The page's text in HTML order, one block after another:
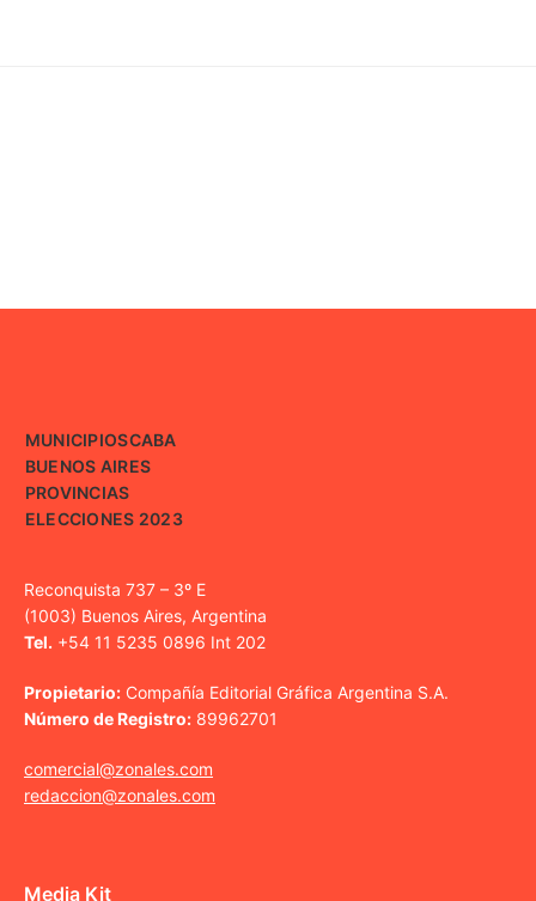
MUNICIPIOSCABA
BUENOS AIRES
PROVINCIAS
ELECCIONES 2023
Reconquista 737 – 3º E
(1003) Buenos Aires, Argentina
Tel. +54 11 5235 0896 Int 202
Propietario: Compañía Editorial Gráfica Argentina S.A.
Número de Registro: 89962701
comercial@zonales.com
redaccion@zonales.com
Media Kit